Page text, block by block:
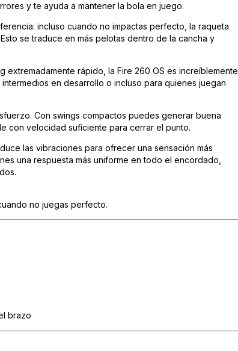
y te ayuda a mantener la bola en juego.
incluso cuando no impactas perfecto, la raqueta
se traduce en más pelotas dentro de la cancha y
extremadamente rápido, la Fire 260 OS es increíblemente
en desarrollo o incluso para quienes juegan
Con swings compactos puedes generar buena
con velocidad suficiente para cerrar el punto.
las vibraciones para ofrecer una sensación más
una respuesta más uniforme en todo el encordado,
no juegas perfecto.
brazo